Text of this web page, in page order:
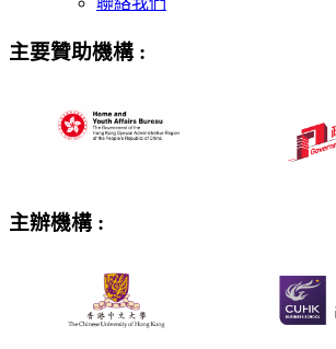
主要贊助機構 :
主辦機構 :